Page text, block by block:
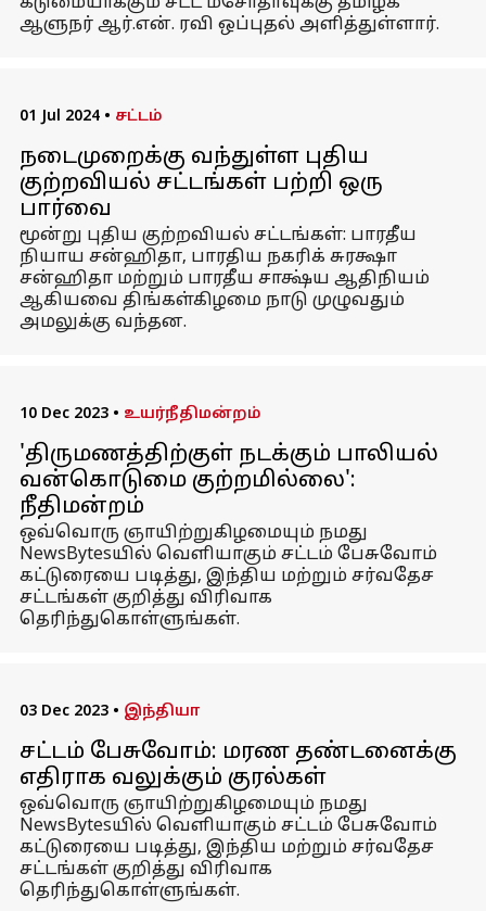
ஆளுநர் ஆர்.என். ரவி ஒப்புதல் அளித்துள்ளார்.
01 Jul 2024 • சட்டம்
நடைமுறைக்கு வந்துள்ள புதிய
குற்றவியல் சட்டங்கள் பற்றி ஒரு
பார்வை
மூன்று புதிய குற்றவியல் சட்டங்கள்: பாரதீய
நியாய சன்ஹிதா, பாரதிய நகரிக் சுரக்ஷா
சன்ஹிதா மற்றும் பாரதீய சாக்ஷ்ய ஆதிநியம்
ஆகியவை திங்கள்கிழமை நாடு முழுவதும்
அமலுக்கு வந்தன.
10 Dec 2023 • உயர்நீதிமன்றம்
'திருமணத்திற்குள் நடக்கும் பாலியல்
வன்கொடுமை குற்றமில்லை':
நீதிமன்றம்
ஒவ்வொரு ஞாயிற்றுகிழமையும் நமது
NewsBytesயில் வெளியாகும் சட்டம் பேசுவோம்
கட்டுரையை படித்து, இந்திய மற்றும் சர்வதேச
சட்டங்கள் குறித்து விரிவாக
தெரிந்துகொள்ளுங்கள்.
03 Dec 2023 • இந்தியா
சட்டம் பேசுவோம்: மரண தண்டனைக்கு
எதிராக வலுக்கும் குரல்கள்
ஒவ்வொரு ஞாயிற்றுகிழமையும் நமது
NewsBytesயில் வெளியாகும் சட்டம் பேசுவோம்
கட்டுரையை படித்து, இந்திய மற்றும் சர்வதேச
சட்டங்கள் குறித்து விரிவாக
தெரிந்துகொள்ளுங்கள்.